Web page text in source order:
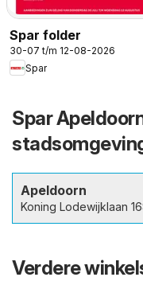
Spar folder
30-07 t/m 12-08-2026
Spar
Spar
Apeldoorn
Koning Lodewijklaan
Verdere